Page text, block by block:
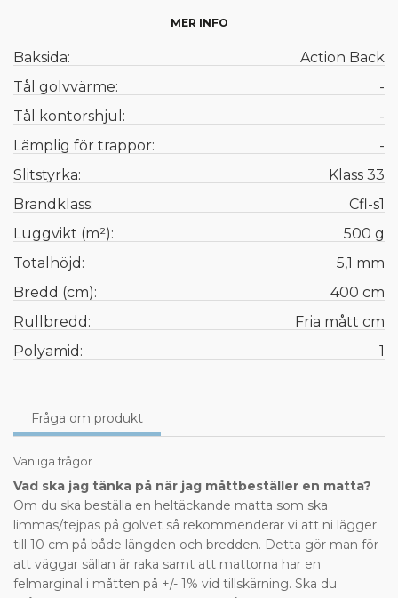
MER INFO
Baksida:
Action Back
Tål golvvärme:
-
Tål kontorshjul:
-
Lämplig för trappor:
-
Slitstyrka:
Klass 33
Brandklass:
Cfl-s1
Luggvikt (m²):
500 g
Totalhöjd:
5,1 mm
Bredd (cm):
400 cm
Rullbredd:
Fria mått cm
Polyamid:
1
Fråga om produkt
Vanliga frågor
Vad ska jag tänka på när jag måttbeställer en matta?
Om du ska beställa en heltäckande matta som ska
limmas/tejpas på golvet så rekommenderar vi att ni lägger
till 10 cm på både längden och bredden. Detta gör man för
att väggar sällan är raka samt att mattorna har en
felmarginal i måtten på +/- 1% vid tillskärning. Ska du